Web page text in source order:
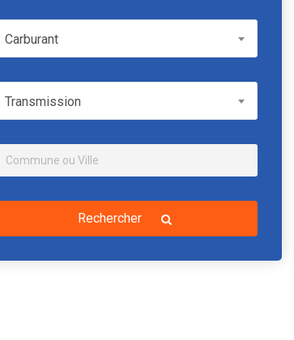
CarburantCarburant
TransmissionTransmission
Rechercher